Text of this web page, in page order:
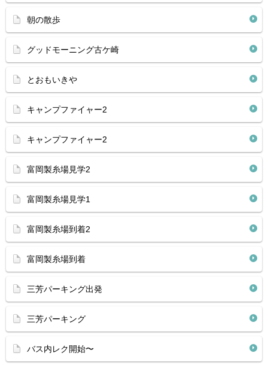
朝の散歩
グッドモーニング古ケ崎
とおもいきや
キャンプファイャー2
キャンプファイャー2
富岡製糸場見学2
富岡製糸場見学1
富岡製糸場到着2
富岡製糸場到着
三芳パーキング出発
三芳パーキング
バス内レク開始〜